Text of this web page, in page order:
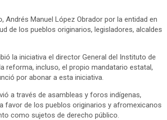
Andrés Manuel López Obrador por la entidad en
de los pueblos originarios, legisladores, alcaldes
la iniciativa el director General del Instituto de
reforma, incluso, el propio mandatario estatal,
por abonar a esta iniciativa.
a través de asambleas y foros indígenas,
favor de los pueblos originarios y afromexicanos
como sujetos de derecho público.